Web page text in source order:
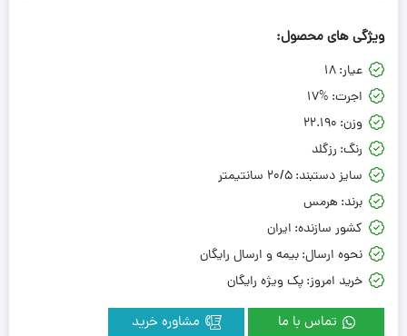
ویژگی های محصول:
عیار:18
اجرت: 17%
وزن: 22.190
رنگ: رزگلد
سایز دستبند:20/5 سانتیمتر
برند:هرمس
کشور سازنده: ایران
نحوه ارسال:بیمه و ارسال رایگان
خرید امروز:پک ویژه رایگان
تماس با ما